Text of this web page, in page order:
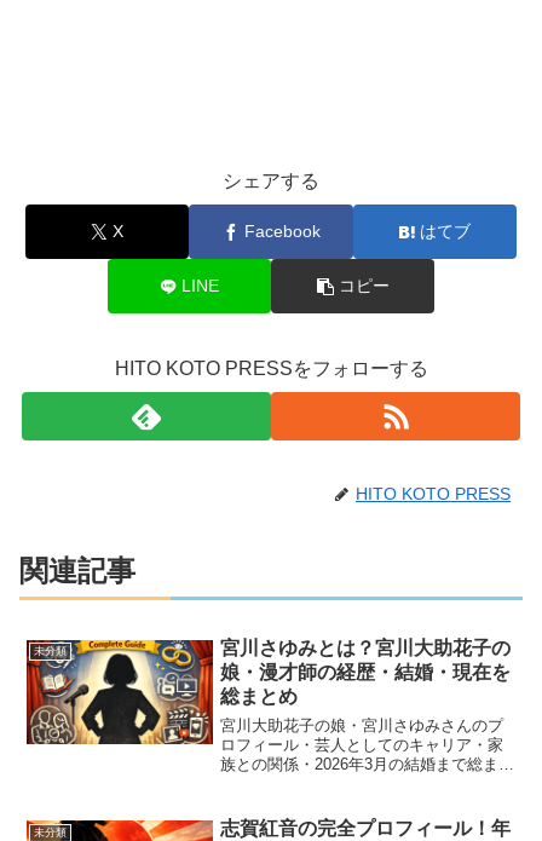
シェアする
X Facebook はてブ
LINE コピー
HITO KOTO PRESSをフォローする
HITO KOTO PRESS
関連記事
未分類
宮川さゆみとは？宮川大助花子の
娘・漫才師の経歴・結婚・現在を
総まとめ
宮川大助花子の娘・宮川さゆみさんのプ
ロフィール・芸人としてのキャリア・家
族との関係・2026年3月の結婚まで総まと
詳しく解説します。
未分類
志賀紅音の完全プロフィール！年